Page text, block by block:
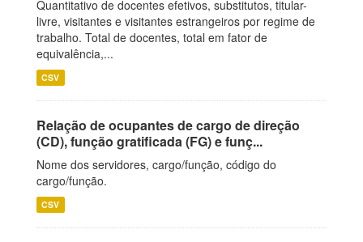
Quantitativo de docentes efetivos, substitutos, titular-
livre, visitantes e visitantes estrangeiros por regime de
trabalho. Total de docentes, total em fator de
equivalência,...
CSV
Relação de ocupantes de cargo de direção
(CD), função gratificada (FG) e funç...
Nome dos servidores, cargo/função, código do
cargo/função.
CSV